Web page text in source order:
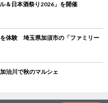
＆日本酒祭り2026」を開催
体験 埼玉県加須市の「ファミリー
治川で秋のマルシェ